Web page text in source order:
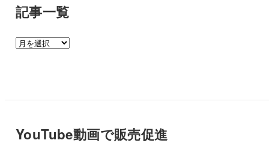
記事一覧
記
YouTube動画で販売促進